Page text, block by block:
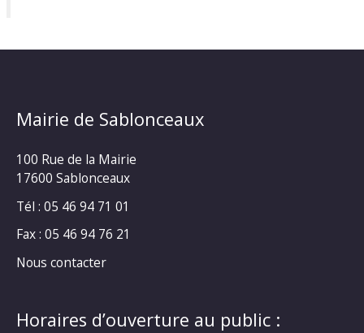
Mairie de Sablonceaux
100 Rue de la Mairie
17600 Sablonceaux
Tél : 05 46 94 71 01
Fax : 05 46 94 76 21
Nous contacter
Horaires d’ouverture au public :